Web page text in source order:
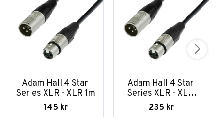
Adam Hall 4 Star
Series XLR - XLR 1m
145 kr
Adam Hall 4 Star
Series XLR - XLR
5m
235 kr